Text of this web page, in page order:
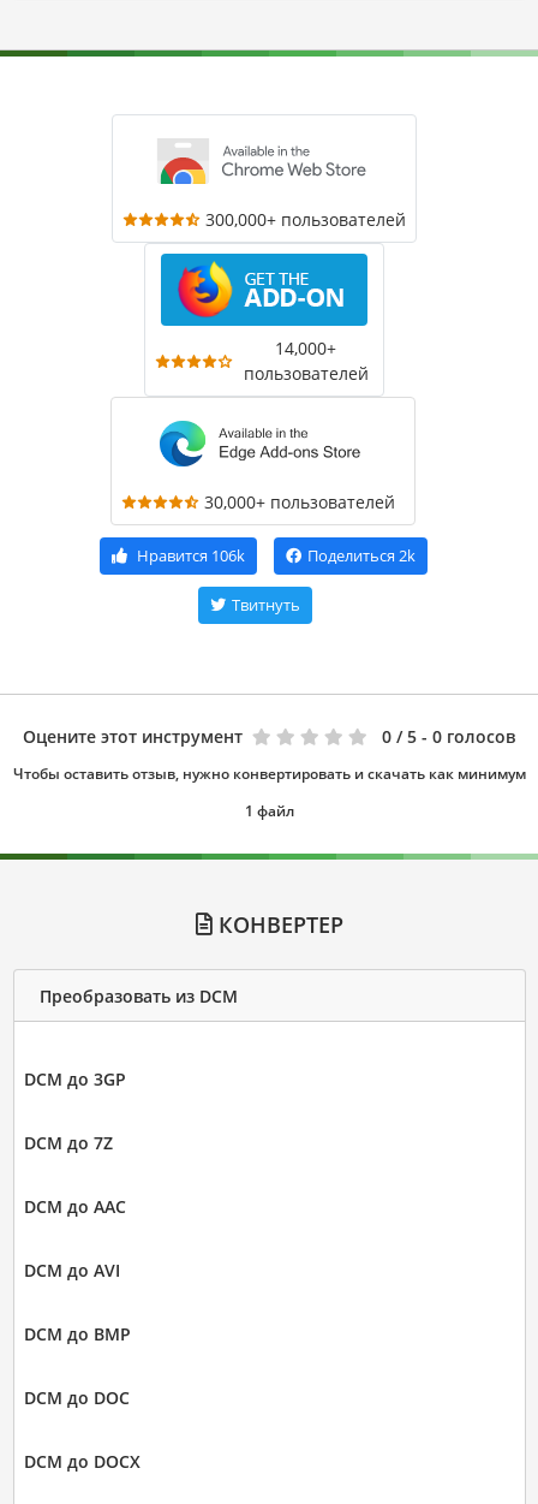
300,000+ пользователей
14,000+
пользователей
30,000+ пользователей
Нравится 106k Поделиться 2k
Твитнуть
Оцените этот инструмент 0 / 5 - 0 голосов
Чтобы оставить отзыв, нужно конвертировать и скачать как минимум
1 файл
КОНВЕРТЕР
Преобразовать из DCM
DCM до 3GP
DCM до 7Z
DCM до AAC
DCM до AVI
DCM до BMP
DCM до DOC
DCM до DOCX